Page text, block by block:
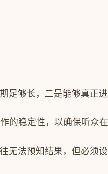
够长，二是能够真正进
稳定性，以确保听众
无法预知结果，但必须设